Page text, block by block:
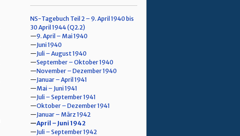
NS-Tagebuch Teil 2 – 9. April 1940 bis
30 April 1944 (Q2.2)
9. April – Mai 1940
Juni 1940
Juli – August 1940
September – Oktober 1940
November – Dezember 1940
Januar – April 1941
Mai – Juni 1941
Juli – September 1941
Oktober – Dezember 1941
Januar – März 1942
April – Juni 1942
Juli – September 1942